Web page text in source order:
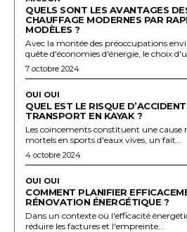
QUELS SONT LES AVANTAGES
CHAUFFAGE MODERNES PAR
MODÈLES ?
Avec la montée des préoccupations
quête d'économies d'énergie, le choix
7 octobre 2024
OUI OUI
QUEL EST LE RISQUE
TRANSPORT EN KAYAK ?
Les coincements constituent une cause
mortels en sports d'eaux vives, un fait...
4 octobre 2024
OUI OUI
COMMENT PLANIFIER
RÉNOVATION ÉNERGÉTIQUE ?
Dans un contexte où l'efficacité
réduire les factures et l'empreinte...